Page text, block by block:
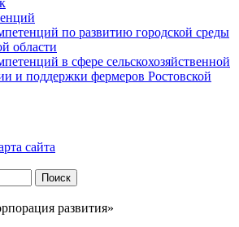
по развитию городской среды
области
в сфере сельскохозяйственной
и поддержки фермеров Ростовской
сайта
развития»